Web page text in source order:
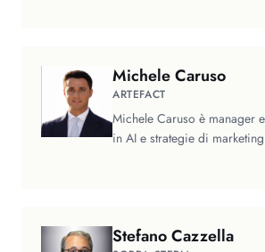
MicheleCaruso
ARTEFACT
Michele Caruso è manager
in AI e strategie di
StefanoCazzella